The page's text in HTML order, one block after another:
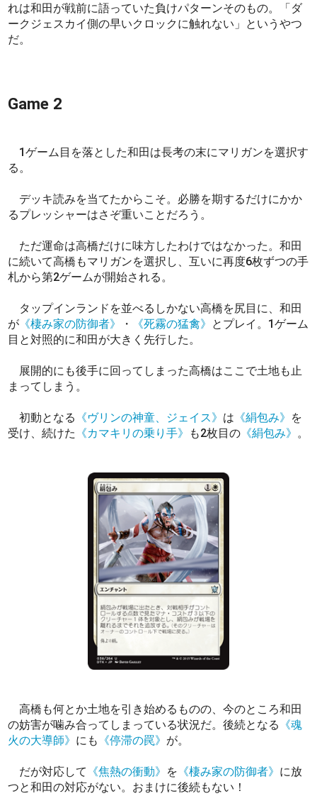
れは和田が戦前に語っていた負けパターンそのもの。「ダ
ークジェスカイ側の早いクロックに触れない」というやつ
だ。
Game 2
1ゲーム目を落とした和田は長考の末にマリガンを選択す
る。
デッキ読みを当てたからこそ。必勝を期するだけにかか
るプレッシャーはさぞ重いことだろう。
ただ運命は高橋だけに味方したわけではなかった。和田
に続いて高橋もマリガンを選択し、互いに再度6枚ずつの手
札から第2ゲームが開始される。
タップインランドを並べるしかない高橋を尻目に、和田
が 《棲み家の防御者》 ・ 《死霧の猛禽》 とプレイ。1ゲーム
目と対照的に和田が大きく先行した。
展開的にも後手に回ってしまった高橋はここで土地も止
まってしまう。
初動となる 《ヴリンの神童、ジェイス》 は 《絹包み》 を
受け、続けた 《カマキリの乗り手》 も2枚目の 《絹包み》 。
高橋も何とか土地を引き始めるものの、今のところ和田
の妨害が噛み合ってしまっている状況だ。後続となる 《魂
火の大導師》 にも 《停滞の罠》 が。
だが対応して 《焦熱の衝動》 を 《棲み家の防御者》 に放
つと和田の対応がない。おまけに後続もない！